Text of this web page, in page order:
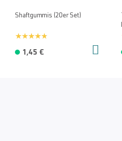
Shaftgummis (20er Set)
1,45 €